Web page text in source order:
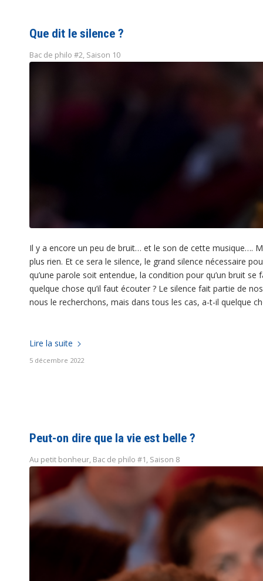
Que dit le silence ?
Bac de philo #2, Saison 10
Il y a encore un peu de bruit… et le son de cette musique….
plus rien. Et ce sera le silence, le grand silence nécessaire
qu’une parole soit entendue, la condition pour qu’un bruit
quelque chose qu’il faut écouter ? Le silence fait partie de
nous le recherchons, mais dans tous les cas, a-t-il quelque
Lire la suite
5 décembre 2022
Peut-on dire que la vie est belle ?
Au petit bonheur, Bac de philo #1, Saison 8